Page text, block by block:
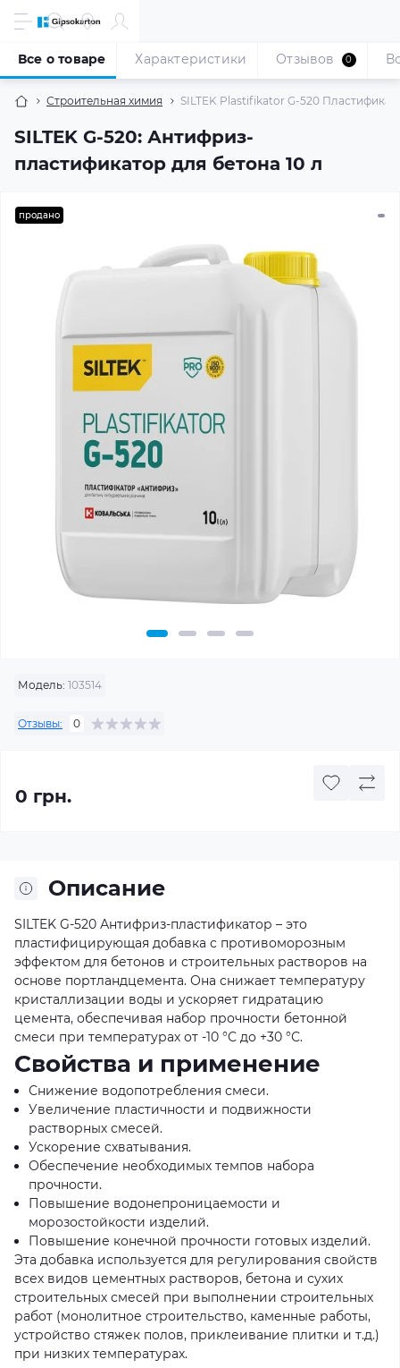
Строительная химия SILTEK Plastifikator G-520
SILTEK G-520: Антифриз-
пластификатор для бетона 10 л
Все о товаре Характеристики Отзывов 0
продано
Модель: 103514
Отзывы: 0
0 грн.
Описание
SILTEK G-520 Антифриз-пластификатор – это
пластифицирующая добавка с противоморозным
эффектом для бетонов и строительных растворов на
основе портландцемента. Она снижает температуру
кристаллизации воды и ускоряет гидратацию
цемента, обеспечивая набор прочности бетонной
смеси при температурах от -10 °С до +30 °С.
Свойства и применение
Снижение водопотребления смеси.
Увеличение пластичности и подвижности
растворных смесей.
Ускорение схватывания.
Обеспечение необходимых темпов набора
прочности.
Повышение водонепроницаемости и
морозостойкости изделий.
Повышение конечной прочности готовых изделий.
Эта добавка используется для регулирования свойств
всех видов цементных растворов, бетона и сухих
строительных смесей при выполнении строительных
работ (монолитное строительство, каменные работы,
устройство стяжек полов, приклеивание плитки и т.д.)
при низких температурах.